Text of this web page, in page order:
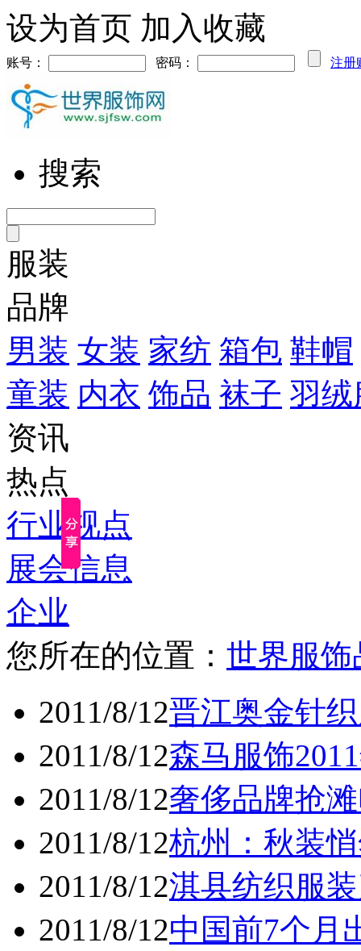
设为首页 加入收藏
账号： 密码： 注册
搜索
服装
品牌
男装 女装 家纺 箱包 鞋帽
童装 内衣 饰品 袜子 羽绒
资讯
热点
行业视点
展会信息
企业
您所在的位置： 世界服饰
2011/8/12晋江奥金针
2011/8/12森马服饰
2011/8/12奢侈品牌抢
2011/8/12杭州：秋装
2011/8/12淇县纺织服
2011/8/12中国前7个月